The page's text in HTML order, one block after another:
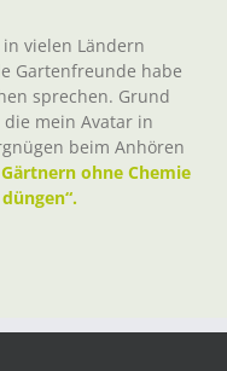
vielen Ländern
Gartenfreunde habe
sprechen. Grund
mein Avatar in
beim Anhören
ohne Chemie